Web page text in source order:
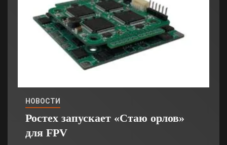
НОВОСТИ
Ростех запускает «Стаю орлов»
для FPV